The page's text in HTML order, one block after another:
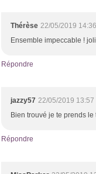
Thérèse 22/05/2019 14:36
Ensemble impeccable !
Répondre
jazzy57 22/05/2019 13:57
Bien trouvé je te prends
Répondre